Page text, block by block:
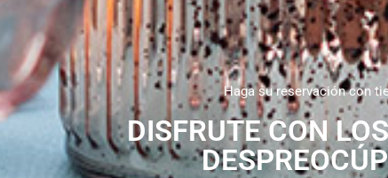
Haga su reservación con
DISFRUTE CON